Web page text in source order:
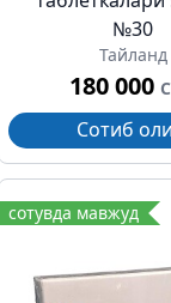
№30
Тайланд
180 000
Сотиб
сотувда мавжуд